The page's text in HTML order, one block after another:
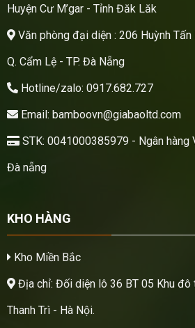
Huyện Cư M’gar - Tỉnh Đăk Lăk
Văn phòng đại diện : 206 Huỳnh Tấn
Q. Cẩm Lệ - TP. Đà Nẵng
Hotline/zalo: 0917.682.727
Email: bamboovn@giabaoltd.com
STK: 0041000385979 - Ngân hàng
Đà nẵng
KHO HÀNG
Kho Miền Bắc
Địa chỉ: Đối diện lô 36 BT 05 Khu đô
Thanh Trì - Hà Nội.